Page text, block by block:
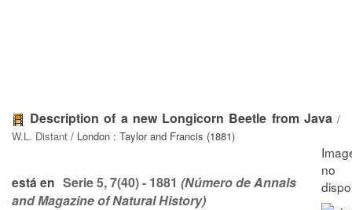
Description of a new Longicorn Beetle from Java/
W.L. Distant / London : Taylor and Francis (1881)
está en Serie 5, 7(40) - 1881 (Número de Annals
and Magazine of Natural History)